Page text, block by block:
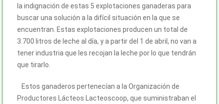
la indignación de estas 5 explotaciones ganaderas para
buscar una solución a la difícil situación en la que se
encuentran. Estas explotaciones producen un total de
3.700 litros de leche al día, y a partir del 1 de abril, no van a
tener industria que les recojan la leche por lo que tendrán
que tirarlo.
Estos ganaderos pertenecían a la Organización de
Productores Lácteos Lacteoscoop, que suministraban el